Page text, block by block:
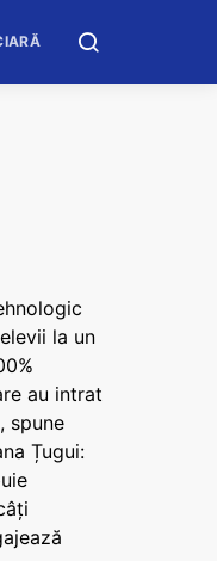
la un
au intrat
spune
Țugui: